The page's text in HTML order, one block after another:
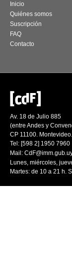
Inicio
Quiénes somos
Suscripción
FAQ
Contacto
Av. 18 de Julio 885
(entre Andes y
CP 11100.
Tel: [598 2] 1950 7960
Mail:
Lunes, miércoles,
Martes: de 10 a 21 h.